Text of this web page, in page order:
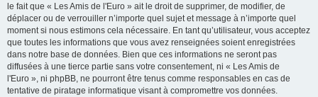
le fait que « Les Amis de l'Euro » ait le droit de supprimer, de modifier, de
déplacer ou de verrouiller n’importe quel sujet et message à n’importe quel
moment si nous estimons cela nécessaire. En tant qu’utilisateur, vous acceptez
que toutes les informations que vous avez renseignées soient enregistrées
dans notre base de données. Bien que ces informations ne seront pas
diffusées à une tierce partie sans votre consentement, ni « Les Amis de
l'Euro », ni phpBB, ne pourront être tenus comme responsables en cas de
tentative de piratage informatique visant à compromettre vos données.